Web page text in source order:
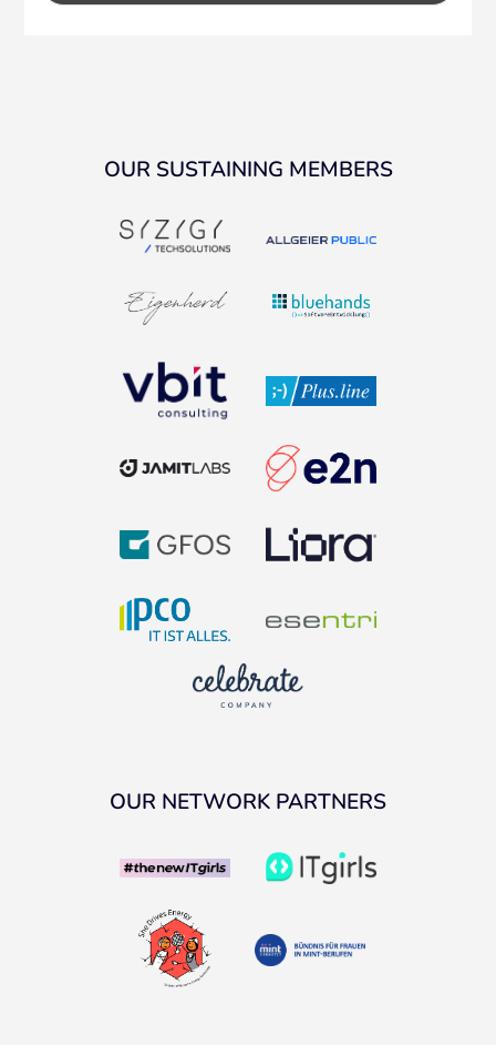
OUR SUSTAINING MEMBERS
OUR NETWORK PARTNERS